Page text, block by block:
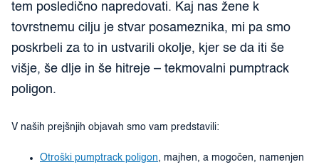
tem posledično napredovati. Kaj nas žene k
tovrstnemu cilju je stvar posameznika, mi pa smo
poskrbeli za to in ustvarili okolje, kjer se da iti še
višje, še dlje in še hitreje – tekmovalni pumptrack
poligon.
V naših prejšnjih objavah smo vam predstavili:
Otroški pumptrack poligon, majhen, a mogočen, namenjen